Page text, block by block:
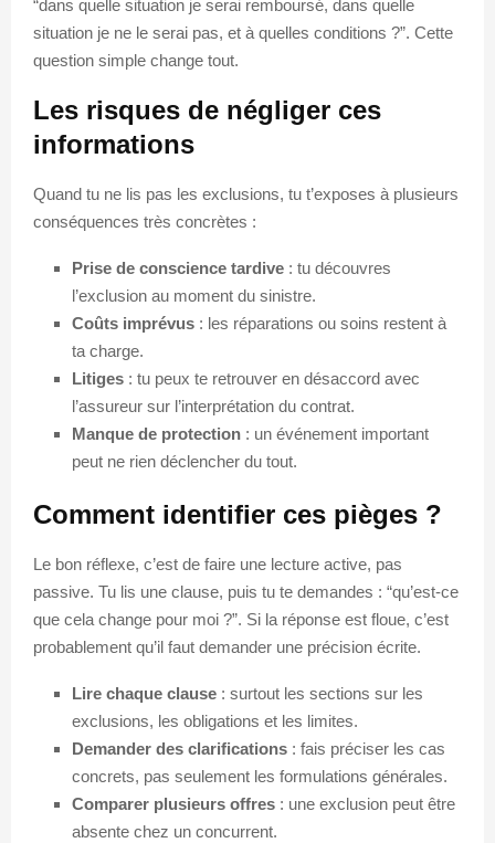
“dans quelle situation je serai remboursé, dans quelle
situation je ne le serai pas, et à quelles conditions ?”. Cette
question simple change tout.
Les risques de négliger ces
informations
Quand tu ne lis pas les exclusions, tu t’exposes à plusieurs
conséquences très concrètes :
Prise de conscience tardive : tu découvres
l’exclusion au moment du sinistre.
Coûts imprévus : les réparations ou soins restent à
ta charge.
Litiges : tu peux te retrouver en désaccord avec
l’assureur sur l’interprétation du contrat.
Manque de protection : un événement important
peut ne rien déclencher du tout.
Comment identifier ces pièges ?
Le bon réflexe, c’est de faire une lecture active, pas
passive. Tu lis une clause, puis tu te demandes : “qu’est-ce
que cela change pour moi ?”. Si la réponse est floue, c’est
probablement qu’il faut demander une précision écrite.
Lire chaque clause : surtout les sections sur les
exclusions, les obligations et les limites.
Demander des clarifications : fais préciser les cas
concrets, pas seulement les formulations générales.
Comparer plusieurs offres : une exclusion peut être
absente chez un concurrent.